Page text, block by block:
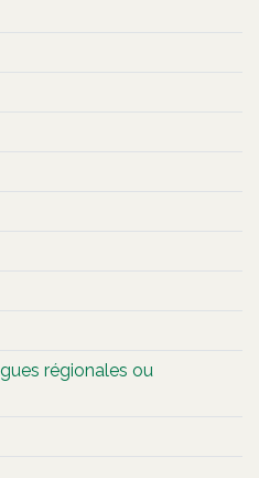
régionales ou